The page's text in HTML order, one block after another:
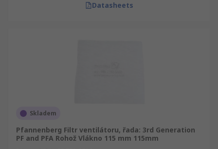
Datasheets
Skladem
Pfannenberg Filtr ventilátoru, řada: 3rd Generation
PF and PFA Rohož Vlákno 115 mm 115mm